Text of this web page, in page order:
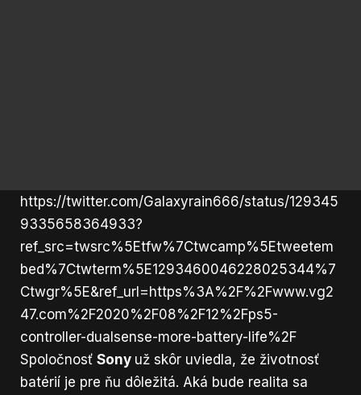
https://twitter.com/Galaxyrain666/status/129345
9335658364933?
ref_src=twsrc%5Etfw%7Ctwcamp%5Etweetem
bed%7Ctwterm%5E1293460046228025344%7
Ctwgr%5E&ref_url=https%3A%2F%2Fwww.vg2
47.com%2F2020%2F08%2F12%2Fps5-
controller-dualsense-more-battery-life%2F
Spoločnosť Sony už skôr uviedla, že životnosť
batérií je pre ňu dôležitá. Aká bude realita sa